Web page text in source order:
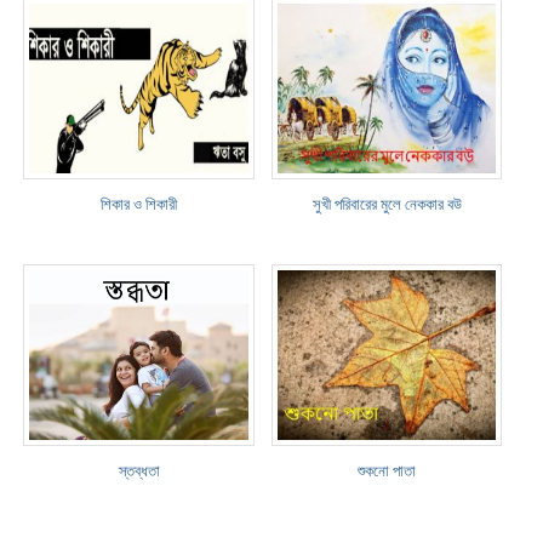
শিকার ও শিকারী সুখী পরিবারের মুলে নেককার বউ
স্তব্ধতা শুকনো পাতা